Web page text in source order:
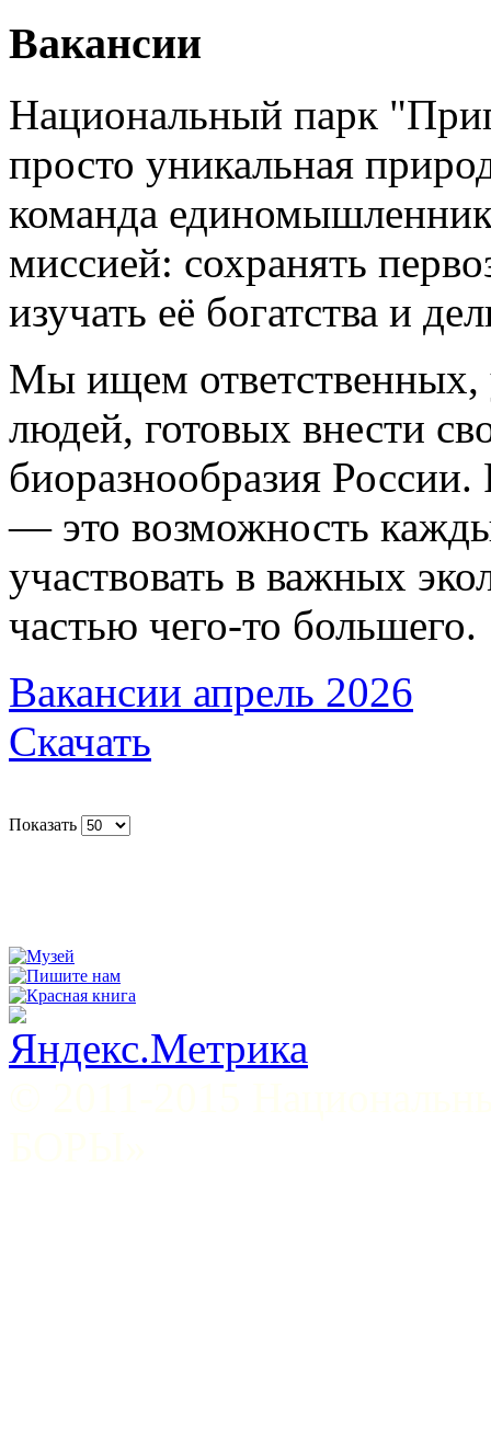
Вакансии
Национальный парк
просто уникальная
команда
миссией: сохранять
изучать её богатства и
Мы ищем
людей, готовых внести
биоразнообразия
— это возможность
участвовать в важных
частью чего‑то большего.
Вакансии апрель 2026
Скачать
Показать